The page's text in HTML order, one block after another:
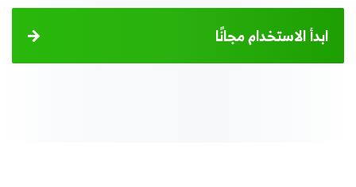
ابدأ الاستخدام مجانًا